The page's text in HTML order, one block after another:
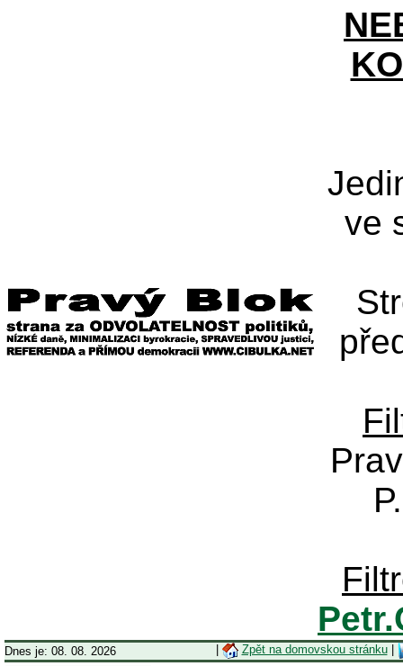
ve
Dnes je: 08. 08. 2026 Zpět na domovskou stránku|